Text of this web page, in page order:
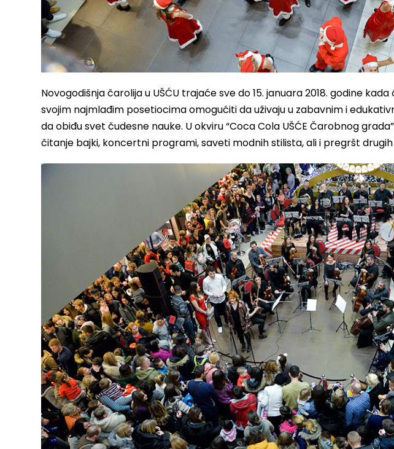
Novogodišnja čarolija u UŠĆU trajaće sve do 15. januara 2018. godine
svojim najmlađim posetiocima omogućiti da uživaju u zabavnim i
da obiđu svet čudesne nauke. U okviru “Coca Cola UŠĆE Čarobnog
čitanje bajki, koncertni programi, saveti modnih stilista, ali i pregršt